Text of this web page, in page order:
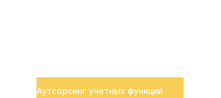
Аутсорсинг учетных функций